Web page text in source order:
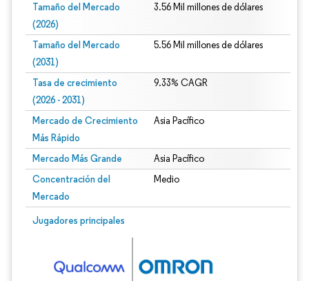
Tamaño del Mercado
(2026)
3.56 Mil millones de dólares
Tamaño del Mercado
(2031)
5.56 Mil millones de dólares
Tasa de crecimiento
(2026 - 2031)
9.33% CAGR
Mercado de Crecimiento
Más Rápido
Asia Pacífico
Mercado Más Grande Asia Pacífico
Concentración del
Mercado
Medio
Jugadores principales
Imagen © Mordor Intelligence. El uso requiere atribución según CC BY 4.0.